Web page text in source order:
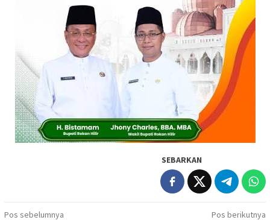
SEBARKAN
Pos sebelumnya
Pos berikutnya